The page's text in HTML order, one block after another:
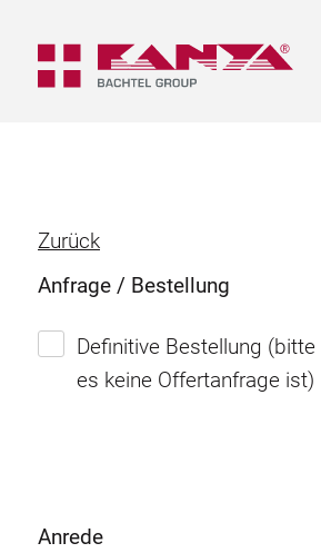
Zurück
Anfrage / Bestellung
Definitive Bestellung (bitte
es keine Offertanfrage ist)
Anrede